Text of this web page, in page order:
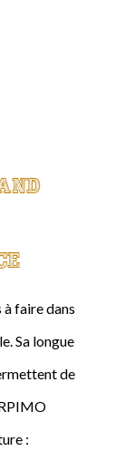
faire dans
Sa longue
de
: